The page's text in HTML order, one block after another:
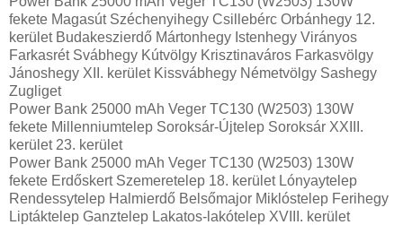
fekete Magasút Széchenyihegy Csillebérc Orbánhegy 12.
kerület Budakeszierdő Mártonhegy Istenhegy Virányos
Farkasrét Svábhegy Kútvölgy Krisztinaváros Farkasvölgy
Jánoshegy XII. kerület Kissvábhegy Németvölgy Sashegy
Zugliget
Power Bank 25000 mAh Veger TC130 (W2503) 130W
fekete Millenniumtelep Soroksár-Újtelep Soroksár XXIII.
kerület 23. kerület
Power Bank 25000 mAh Veger TC130 (W2503) 130W
fekete Erdőskert Szemeretelep 18. kerület Lónyaytelep
Rendessytelep Halmierdő Belsőmajor Miklóstelep Ferihegy
Liptáktelep Ganztelep Lakatos-lakótelep XVIII. kerület